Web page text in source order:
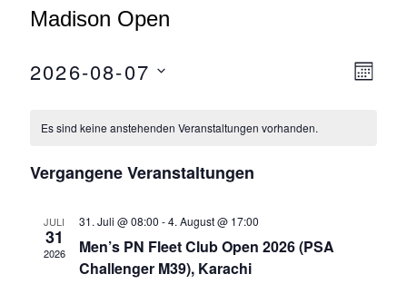
Madison Open
M
2026-08-07
u
Es sind keine anstehenden Veranstaltungen vorhanden.
Vergangene Veranstaltungen
JULI
31
2026
31. Juli @ 08:00 -4. August @ 17:00
Men’s PN Fleet Club Open 2026 (PSA
Challenger M39), Karachi